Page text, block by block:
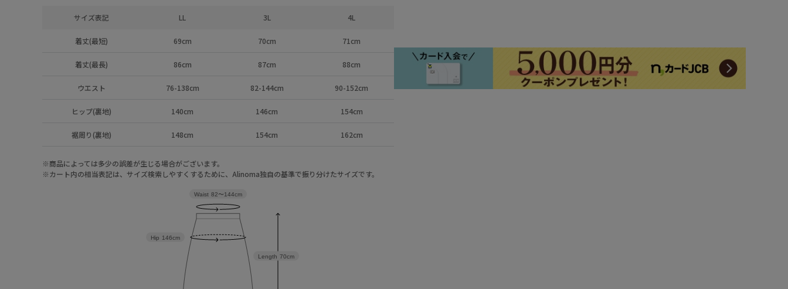
サイズ表記 LL 3L 4L
着丈(最短) 69cm 70cm 71cm
着丈(最長) 86cm 87cm 88cm
ウエスト 76-138cm 82-144cm 90-152cm
ヒップ(裏地) 140cm 146cm 154cm
裾周り(裏地) 148cm 154cm 162cm
※商品によっては多少の誤差が生じる場合がございます。
※カート内の相当表記は、サイズ検索しやすくするために、Alinoma独自の基準で振り分けたサイズです。
Length 70cm
Hip 146cm
Waist 82〜144cm